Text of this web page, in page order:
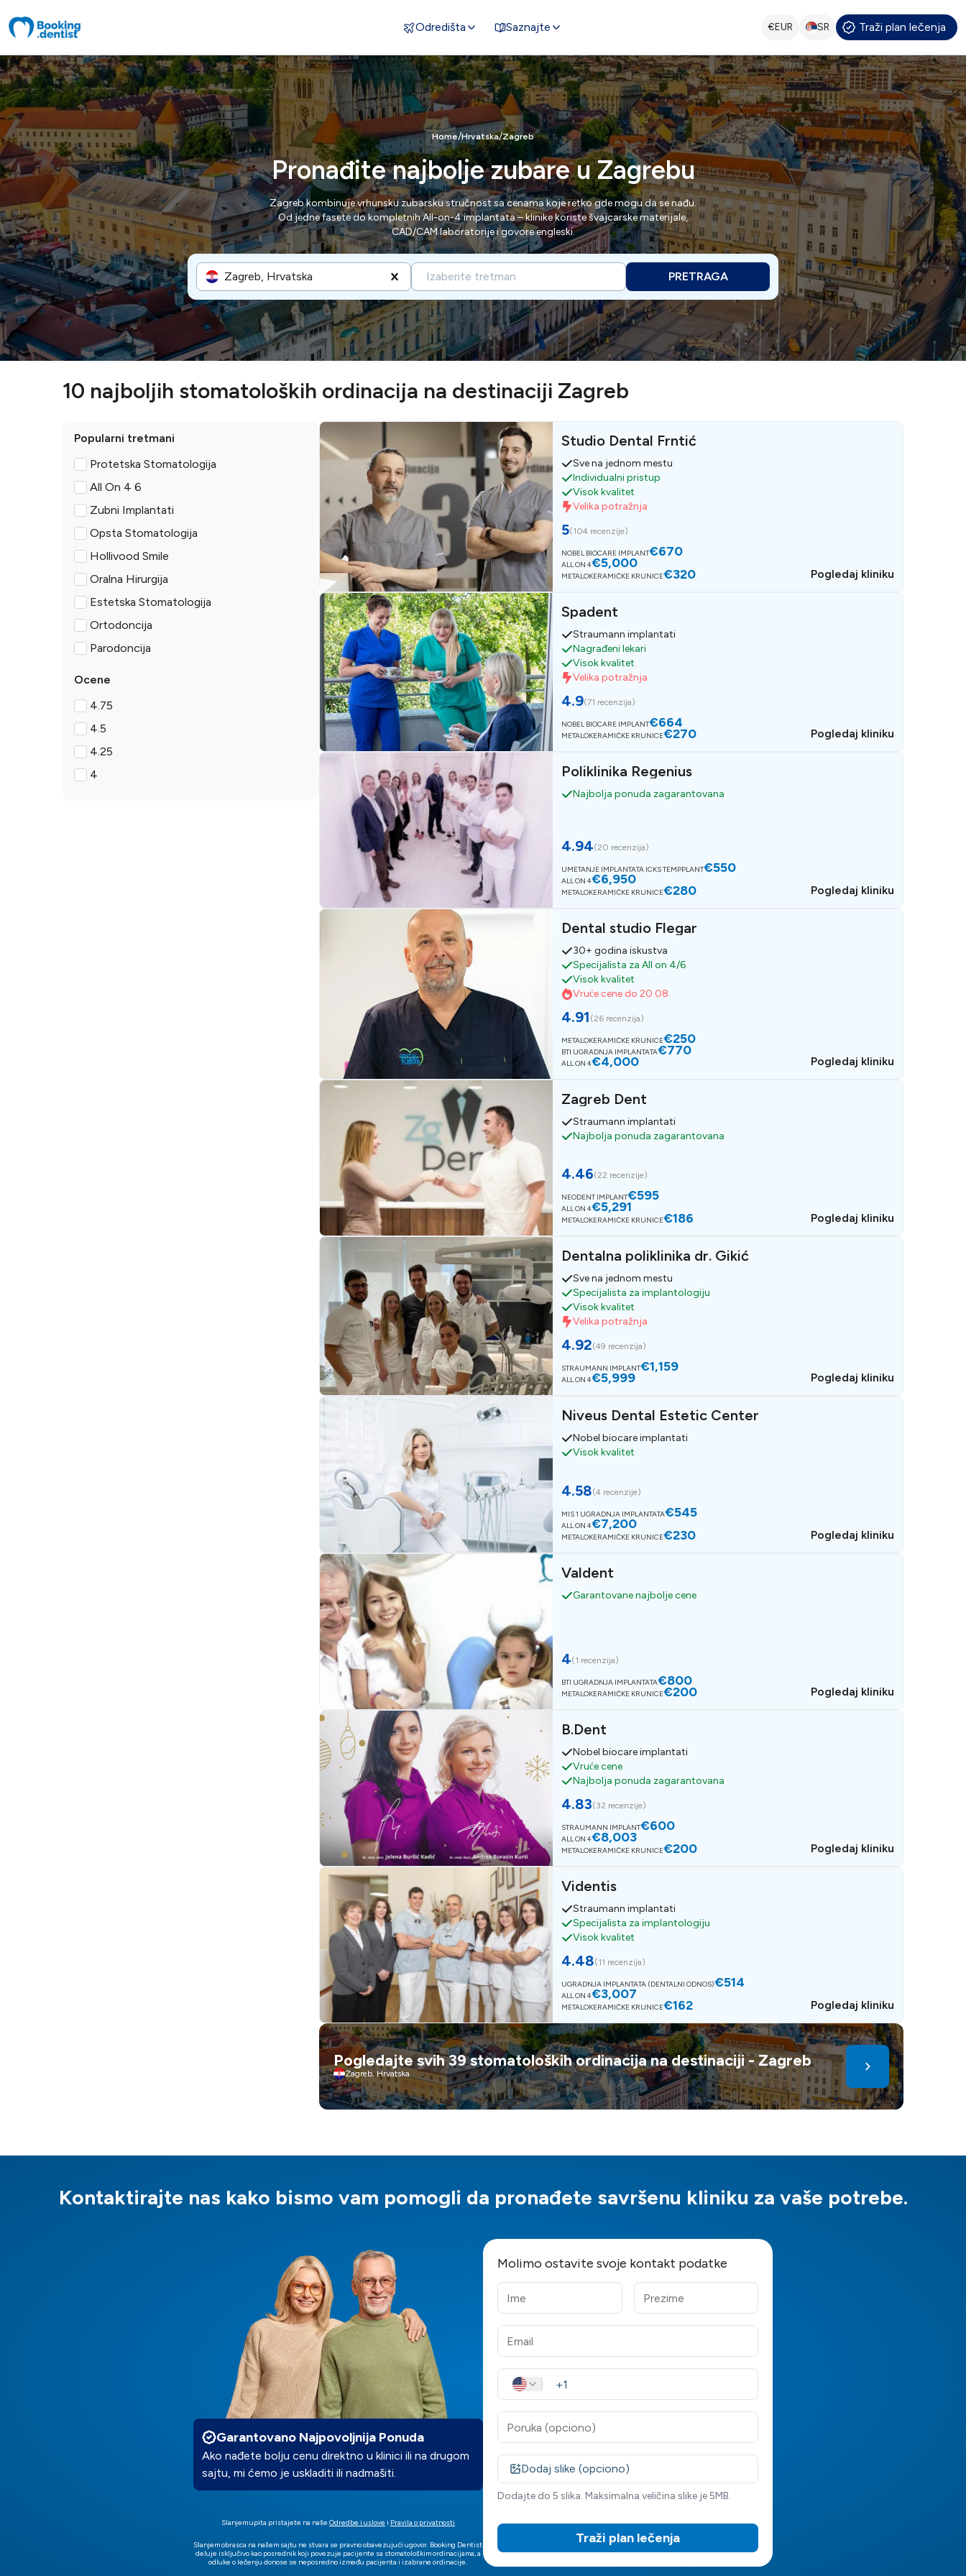
Odredišta Saznajte €EUR SR Traži plan lečenja
Home/Hrvatska/Zagreb
Pronađite najbolje zubare u Zagrebu
Zagreb kombinuje vrhunsku zubarsku stručnost sa cenama koje retko gde mogu da se nađu.
Od jedne fasete do kompletnih All-on-4 implantata – klinike koriste švajcarske materijale,
CAD/CAM laboratorije i govore engleski.
Zagreb, Hrvatska Izaberite tretman PRETRAGA
10 najboljih stomatoloških ordinacija na destinaciji Zagreb
Popularni tretmani
Protetska Stomatologija
All On 4 6
Zubni Implantati
Opsta Stomatologija
Hollivood Smile
Oralna Hirurgija
Estetska Stomatologija
Ortodoncija
Parodoncija
Ocene
4.75
4.5
4.25
4
Studio Dental Frntić
Sve na jednom mestu
Individualni pristup
Visok kvalitet
Velika potražnja
5(104 recenzije)
NOBEL BIOCARE IMPLANT€670
ALL ON 4€5,000
METALOKERAMIČKE KRUNICE€320 Pogledaj kliniku
Spadent
Straumann implantati
Nagrađeni lekari
Visok kvalitet
Velika potražnja
4.9(71 recenzija)
NOBEL BIOCARE IMPLANT€664
METALOKERAMIČKE KRUNICE€270 Pogledaj kliniku
Poliklinika Regenius
Najbolja ponuda zagarantovana
4.94(20 recenzija)
UMETANJE IMPLANTATA ICKS TEMPPLANT€550
ALL ON 4€6,950
METALOKERAMIČKE KRUNICE€280 Pogledaj kliniku
Dental studio Flegar
30+ godina iskustva
Specijalista za All on 4/6
Visok kvalitet
Vruće cene do 20.08.
4.91 (26 recenzija)
METALOKERAMIČKE KRUNICE€250
BTI UGRADNJA IMPLANTATA€770
ALL ON 4€4,000 Pogledaj kliniku
Zagreb Dent
Straumann implantati
Najbolja ponuda zagarantovana
4.46(22 recenzije)
NEODENT IMPLANT€595
ALL ON 4€5,291
METALOKERAMIČKE KRUNICE€186 Pogledaj kliniku
Dentalna poliklinika dr. Gikić
Sve na jednom mestu
Specijalista za implantologiju
Visok kvalitet
Velika potražnja
4.92(49 recenzija)
STRAUMANN IMPLANT€1,159
ALL ON 4€5,999 Pogledaj kliniku
Niveus Dental Estetic Center
Nobel biocare implantati
Visok kvalitet
4.58(4 recenzije)
MIS 1 UGRADNJA IMPLANTATA€545
ALL ON 4€7,200
METALOKERAMIČKE KRUNICE€230 Pogledaj kliniku
Valdent
Garantovane najbolje cene
4(1 recenzija)
BTI UGRADNJA IMPLANTATA€800
METALOKERAMIČKE KRUNICE€200 Pogledaj kliniku
B.Dent
Nobel biocare implantati
Vruće cene
Najbolja ponuda zagarantovana
4.83(32 recenzije)
STRAUMANN IMPLANT€600
ALL ON 4€8,003
METALOKERAMIČKE KRUNICE€200 Pogledaj kliniku
Videntis
Straumann implantati
Specijalista za implantologiju
Visok kvalitet
4.48(11 recenzija)
UGRADNJA IMPLANTATA (DENTALNI ODNOS)€514
ALL ON 4€3,007
METALOKERAMIČKE KRUNICE€162 Pogledaj kliniku
Pogledajte svih 39 stomatoloških ordinacija na destinaciji - Zagreb
Zagreb, Hrvatska
Kontaktirajte nas kako bismo vam pomogli da pronađete savršenu kliniku za vaše potrebe.
Garantovano Najpovoljnija Ponuda
Ako nađete bolju cenu direktno u klinici ili na drugom
sajtu, mi ćemo je uskladiti ili nadmašiti.
Slanjem upita pristajete na naše Odredbe i uslove i Pravila o privatnosti
Slanjem obrasca na našem sajtu ne stvara se pravno obavezujući ugovor. Booking Dentist
deluje isključivo kao posrednik koji povezuje pacijente sa stomatološkim ordinacijama, a
odluke o lečenju donose se neposredno između pacijenta i izabrane ordinacije.
Molimo ostavite svoje kontakt podatke
Dodaj slike (opciono)
Dodajte do 5 slika. Maksimalna veličina slike je 5MB.
Traži plan lečenja